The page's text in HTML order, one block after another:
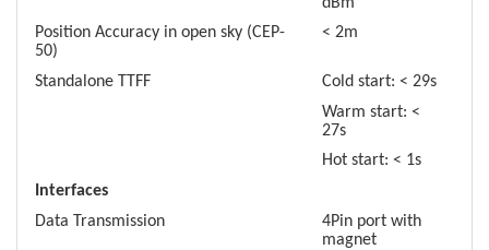
Position Accuracy in open sky (CEP-
50)
< 2m
Standalone TTFF
Cold start: < 29s
Warm start: <
27s
Hot start: < 1s
Interfaces
Data Transmission
4Pin port with
magnet